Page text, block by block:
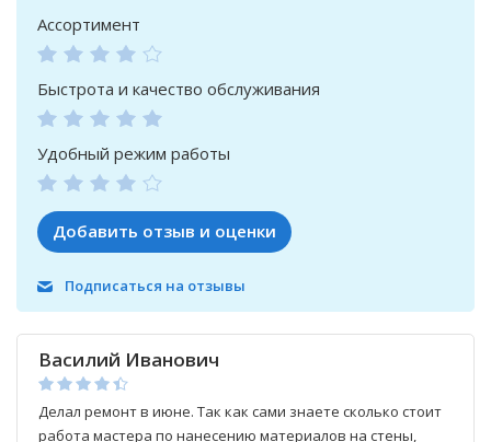
Ассортимент
Быстрота и качество обслуживания
Удобный режим работы
Добавить отзыв и оценки
Подписаться на отзывы
Василий Иванович
Делал ремонт в июне. Так как сами знаете сколько стоит
работа мастера по нанесению материалов на стены,